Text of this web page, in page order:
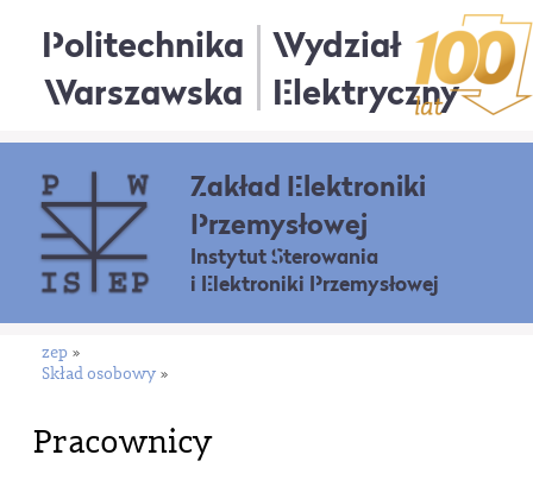
Politechnika
Warszawska
Wydział
Elektryczny
Zakład Elektroniki
Przemysłowej
Instytut Sterowania
i Elektroniki Przemysłowej
zep »
Skład osobowy »
Pracownicy